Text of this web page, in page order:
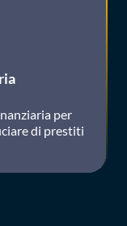
per
di prestiti